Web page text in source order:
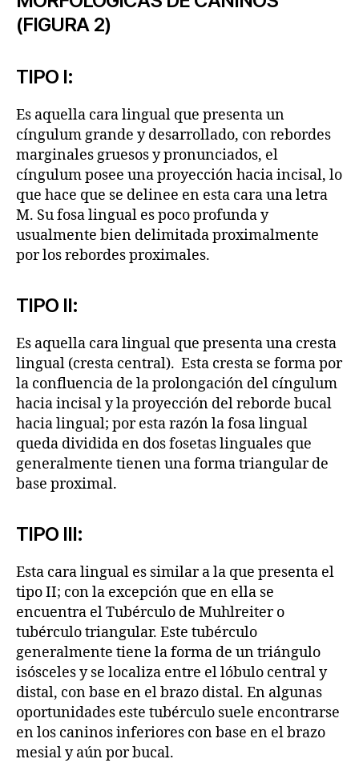
(FIGURA 2)
TIPO I:
Es aquella cara lingual que presenta un
cíngulum grande y desarrollado, con rebordes
marginales gruesos y pronunciados, el
cíngulum posee una proyección hacia incisal, lo
que hace que se delinee en esta cara una letra
M. Su fosa lingual es poco profunda y
usualmente bien delimitada proximalmente
por los rebordes proximales.
TIPO II:
Es aquella cara lingual que presenta una cresta
lingual (cresta central). Esta cresta se forma por
la confluencia de la prolongación del cíngulum
hacia incisal y la proyección del reborde bucal
hacia lingual; por esta razón la fosa lingual
queda dividida en dos fosetas linguales que
generalmente tienen una forma triangular de
base proximal.
TIPO III:
Esta cara lingual es similar a la que presenta el
tipo II; con la excepción que en ella se
encuentra el Tubérculo de Muhlreiter o
tubérculo triangular. Este tubérculo
generalmente tiene la forma de un triángulo
isósceles y se localiza entre el lóbulo central y
distal, con base en el brazo distal. En algunas
oportunidades este tubérculo suele encontrarse
en los caninos inferiores con base en el brazo
mesial y aún por bucal.